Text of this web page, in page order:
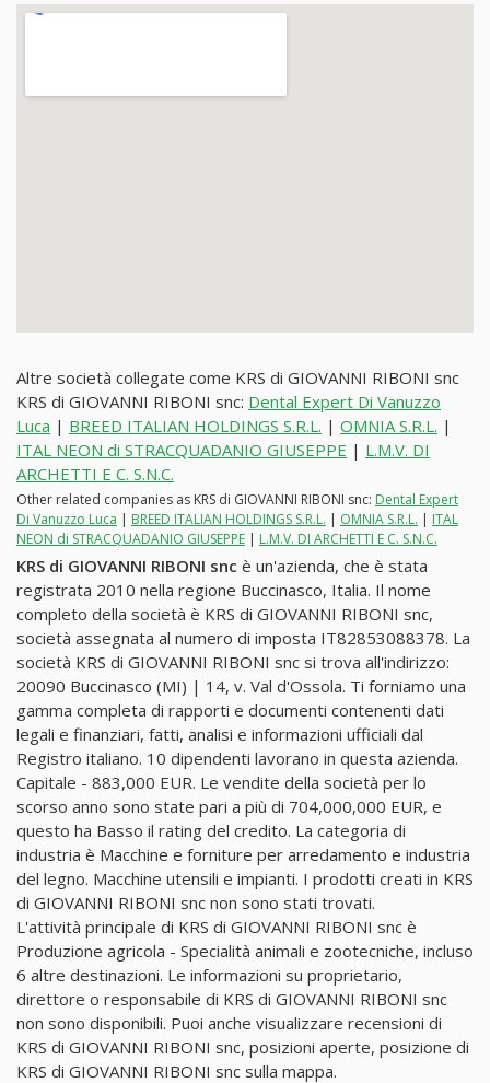
Altre società collegate come KRS di GIOVANNI RIBONI snc
KRS di GIOVANNI RIBONI snc: Dental Expert Di Vanuzzo
Luca | BREED ITALIAN HOLDINGS S.R.L. | OMNIA S.R.L. |
ITAL NEON di STRACQUADANIO GIUSEPPE | L.M.V. DI
ARCHETTI E C. S.N.C.
Other related companies as KRS di GIOVANNI RIBONI snc: Dental Expert
Di Vanuzzo Luca | BREED ITALIAN HOLDINGS S.R.L. | OMNIA S.R.L. | ITAL
NEON di STRACQUADANIO GIUSEPPE | L.M.V. DI ARCHETTI E C. S.N.C.
KRS di GIOVANNI RIBONI snc è un'azienda, che è stata
registrata 2010 nella regione Buccinasco, Italia. Il nome
completo della società è KRS di GIOVANNI RIBONI snc,
società assegnata al numero di imposta IT82853088378. La
società KRS di GIOVANNI RIBONI snc si trova all'indirizzo:
20090 Buccinasco (MI) | 14, v. Val d'Ossola. Ti forniamo una
gamma completa di rapporti e documenti contenenti dati
legali e finanziari, fatti, analisi e informazioni ufficiali dal
Registro italiano. 10 dipendenti lavorano in questa azienda.
Capitale - 883,000 EUR. Le vendite della società per lo
scorso anno sono state pari a più di 704,000,000 EUR, e
questo ha Basso il rating del credito. La categoria di
industria è Macchine e forniture per arredamento e industria
del legno. Macchine utensili e impianti. I prodotti creati in KRS
di GIOVANNI RIBONI snc non sono stati trovati.
L'attività principale di KRS di GIOVANNI RIBONI snc è
Produzione agricola - Specialità animali e zootecniche, incluso
6 altre destinazioni. Le informazioni su proprietario,
direttore o responsabile di KRS di GIOVANNI RIBONI snc
non sono disponibili. Puoi anche visualizzare recensioni di
KRS di GIOVANNI RIBONI snc, posizioni aperte, posizione di
KRS di GIOVANNI RIBONI snc sulla mappa.